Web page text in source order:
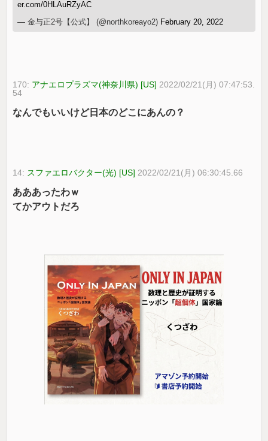
er.com/0HLAuRZyAC
— 金与正2号【公式】 (@northkoreayo2) February 20, 2022
170: アナエロプラズマ(神奈川県) [US] 2022/02/21(月) 07:47:53.
54
なんでもいいけど日本のどこにあんの？
14: スファエロバクター(光) [US] 2022/02/21(月) 06:30:45.66
あああったわｗ
てかアウトだろ